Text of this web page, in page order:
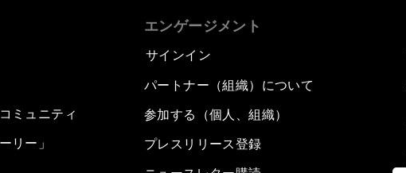
ミュニティ
リー」
エンゲージメント
サインイン
パートナー（組織）について
参加する（個人、組織）
プレスリリース登録